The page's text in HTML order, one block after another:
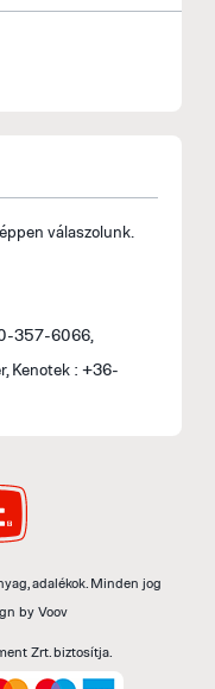
válaszolunk.
357-6066,
Kenotek : +36-
adalékok. Minden jog
byVoov
Zrt. biztosítja.